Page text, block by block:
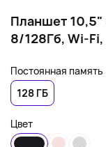
Планшет 10,5"
8/128Гб, Wi-Fi,
Постоянная память
128 ГБ
Цвет